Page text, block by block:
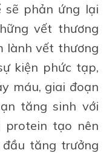
sẽ phản ứng lại
vết thương
lành vết thương
kiện phức tạp,
máu, giai đoạn
tăng sinh với
protein tạo nên
tăng trưởng